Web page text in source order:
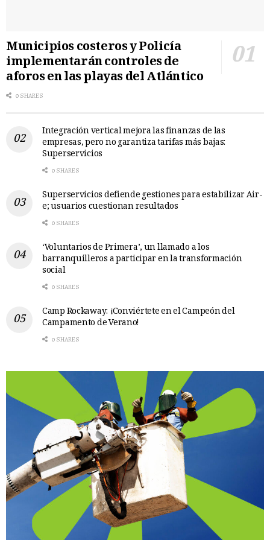
Municipios costeros y Policía
implementarán controles de
aforos en las playas del Atlántico
0 SHARES
Integración vertical mejora las finanzas de las
empresas, pero no garantiza tarifas más bajas:
Superservicios
0 SHARES
Superservicios defiende gestiones para estabilizar Air-
e; usuarios cuestionan resultados
0 SHARES
‘Voluntarios de Primera’, un llamado a los
barranquilleros a participar en la transformación
social
0 SHARES
Camp Rockaway: ¡Conviértete en el Campeón del
Campamento de Verano!
0 SHARES